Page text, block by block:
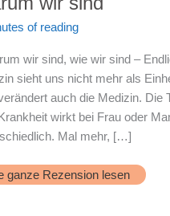
of reading
wir sind, wie wir sind –
sieht uns nicht mehr als
auch die Medizin. Die
wirkt bei Frau oder
Mal mehr, […]
ganze Rezension lesen